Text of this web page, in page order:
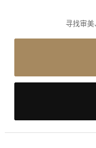
寻找审